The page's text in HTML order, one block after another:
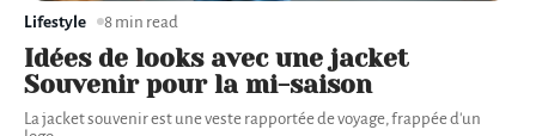
Idées de looks avec une jacket
Souvenir pour la mi-saison
La jacket souvenir est une veste rapportée de voyage, frappée d'un
Lifestyle 8 min read